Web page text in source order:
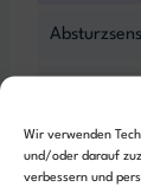
Wir verwenden
und/oder darauf
verbessern und